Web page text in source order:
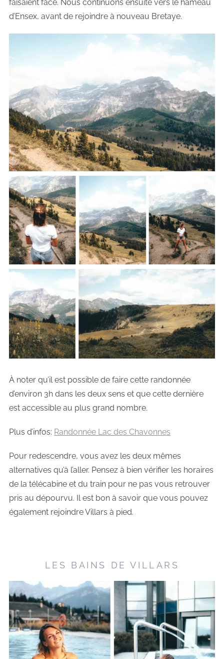
faisaient face. Nous continuons ensuite vers le hameau
d’Ensex, avant de rejoindre à nouveau Bretaye.
À noter qu’il est possible de faire cette randonnée
d’environ 3h dans les deux sens et que cette dernière
est accessible au plus grand nombre.
Plus d’infos: Randonnée Lac des Chavonnes
Pour redescendre, vous avez les deux mêmes
alternatives qu’à l’aller. Pensez à bien vérifier les horaires
de la télécabine et du train pour ne pas vous retrouver
pris au dépourvu. Il est bon à savoir que vous pouvez
également rejoindre Villars à pied.
LES BAINS DE VILLARS